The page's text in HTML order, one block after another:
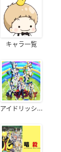
キャラ一覧
アイドリッシ...